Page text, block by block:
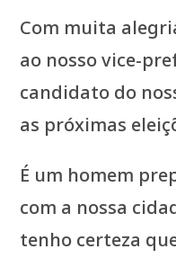
Com muita
ao nosso vice-
candidato do
as próximas
É um homem
com a nossa
tenho certeza